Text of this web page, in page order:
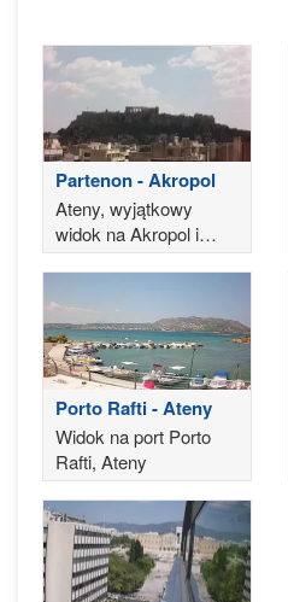
Partenon - Akropol
Ateny, wyjątkowy
widok na Akropol i
Partenon
Porto Rafti - Ateny
Widok na port Porto
Rafti, Ateny